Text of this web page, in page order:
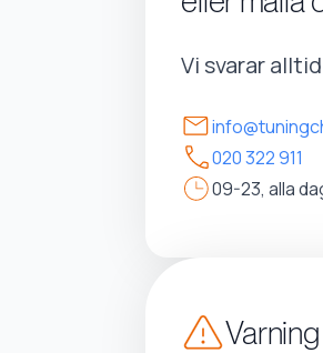
Vi svarar
020 322 911
09-23, alla